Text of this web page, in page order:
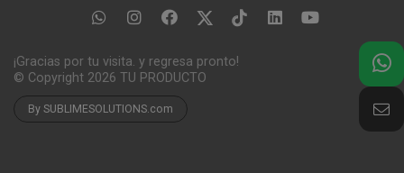
¡Gracias por tu visita. y regresa pronto!
© Copyright 2026 TU PRODUCTO
By SUBLIMESOLUTIONS.com